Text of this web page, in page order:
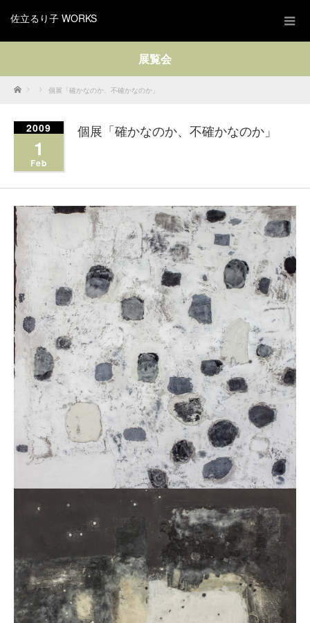
佐立るり子 WORKS
展覧会
Home 個展「確かなのか、不確かなのか」
2009
1
Feb
個展「確かなのか、不確かなのか」